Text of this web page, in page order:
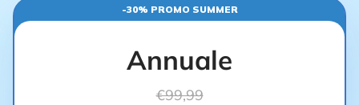
-30% PROMO SUMMER
Annuale
€99,99